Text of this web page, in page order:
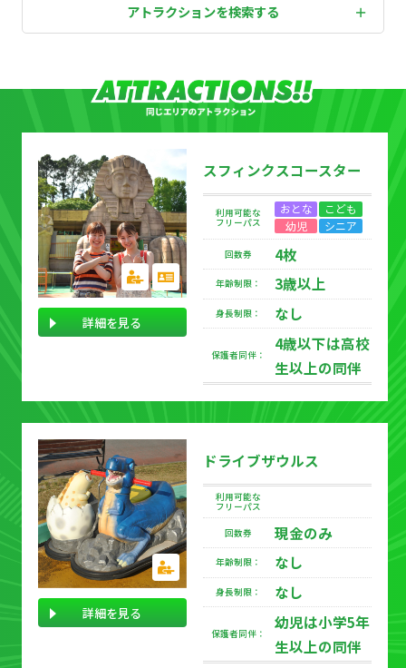
アトラクションを検索する
スフィンクスコースター
利用可能な
フリーパス
おとな
こども
幼児
シニア
回数券 4枚
年齢制限： 3歳以上
身長制限： なし
保護者同伴：
4歳以下は高校
生以上の同伴
詳細を見る
ドライブザウルス
利用可能な
フリーパス
回数券 現金のみ
年齢制限： なし
身長制限： なし
保護者同伴：
幼児は小学5年
生以上の同伴
詳細を見る